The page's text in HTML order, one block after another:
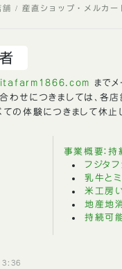
舗 産直ショップ・メルカ
まで
わせにつきましては、各
の体験につきまして休
事業概要：
フジタ
乳牛と
米工房
地産地
持続可